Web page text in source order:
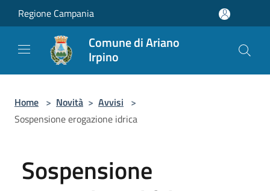
Salta al contenuto principale
Regione Campania
Comune di Ariano
Irpino
Home > Novità > Avvisi >
Sospensione erogazione idrica
Sospensione